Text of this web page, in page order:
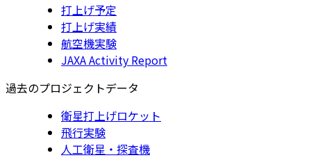
打上げ予定
打上げ実績
航空機実験
JAXA Activity Report
過去のプロジェクトデータ
衛星打上げロケット
飛行実験
人工衛星・探査機